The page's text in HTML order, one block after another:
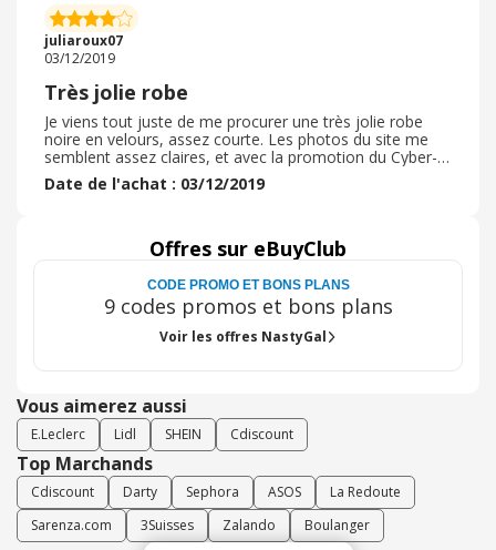
Colissimo La qualité des vêtements est au top et qualité
est bonne je sais a quoi m'attendre. L'emballage du colis
reste le même en plastique et assez pratique a
transporter.
juliaroux07
03/12/2019
Très jolie robe
Je viens tout juste de me procurer une très jolie robe
noire en velours, assez courte. Les photos du site me
semblent assez claires, et avec la promotion du Cyber-
Monday il y avait moins 50% sur tous les articles ce qui
est vraiment intéressant! De plus avec le pourcentage
ne l'est déjà. Il y a pleins de jolis vêtements, j'aime
beaucoup. j'attend maintenant de recevoir ma
commande pour pouvoir juger de la qualité, du tissu, de
Date de l'achat : 03/12/2019
Offres sur eBuyClub
CODE PROMO ET BONS PLANS
9 codes promos et bons plans
Voir les offres NastyGal
Vous aimerez aussi
E.Leclerc Lidl SHEIN Cdiscount
Top Marchands
Cdiscount Darty Sephora ASOS
La Redoute
Sarenza.com
3Suisses Zalando Boulanger